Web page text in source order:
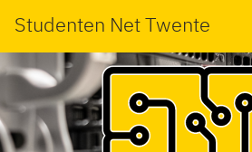
Studenten Net Twente